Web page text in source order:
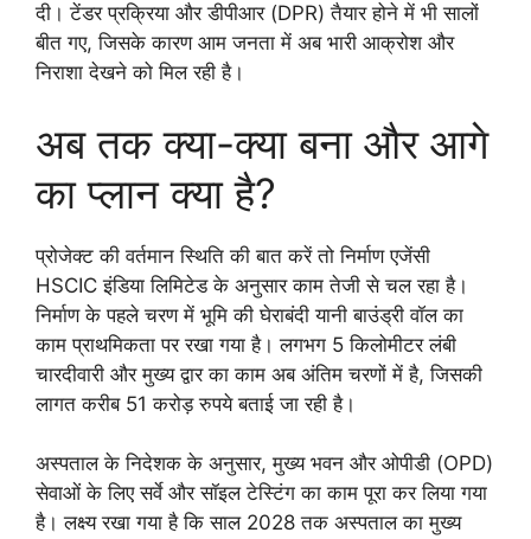
दी। टेंडर प्रक्रिया और डीपीआर (DPR) तैयार होने में भी सालों
बीत गए, जिसके कारण आम जनता में अब भारी आक्रोश और
निराशा देखने को मिल रही है।
अब तक क्या-क्या बना और आगे
का प्लान क्या है?
प्रोजेक्ट की वर्तमान स्थिति की बात करें तो निर्माण एजेंसी
HSCIC इंडिया लिमिटेड के अनुसार काम तेजी से चल रहा है।
निर्माण के पहले चरण में भूमि की घेराबंदी यानी बाउंड्री वॉल का
काम प्राथमिकता पर रखा गया है। लगभग 5 किलोमीटर लंबी
चारदीवारी और मुख्य द्वार का काम अब अंतिम चरणों में है, जिसकी
लागत करीब 51 करोड़ रुपये बताई जा रही है।
अस्पताल के निदेशक के अनुसार, मुख्य भवन और ओपीडी (OPD)
सेवाओं के लिए सर्वे और सॉइल टेस्टिंग का काम पूरा कर लिया गया
है। लक्ष्य रखा गया है कि साल 2028 तक अस्पताल का मुख्य